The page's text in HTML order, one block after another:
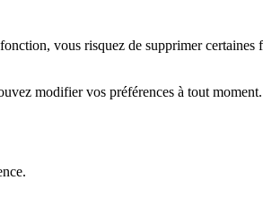
vous risquez de supprimer certaines
modifier vos préférences à tout moment.